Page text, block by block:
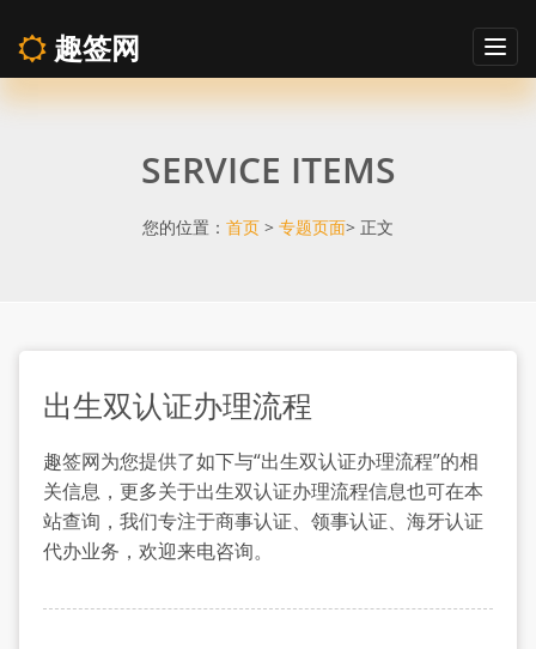
出
证
办
理
流
程
趣签网
SERVICE ITEMS
您的位置： 首页 > 专题页面> 正文
出生双认证办理流程
趣签网为您提供了如下与“出生双认证办理流程”的相
关信息，更多关于出生双认证办理流程信息也可在本
站查询，我们专注于商事认证、领事认证、海牙认证
代办业务，欢迎来电咨询。